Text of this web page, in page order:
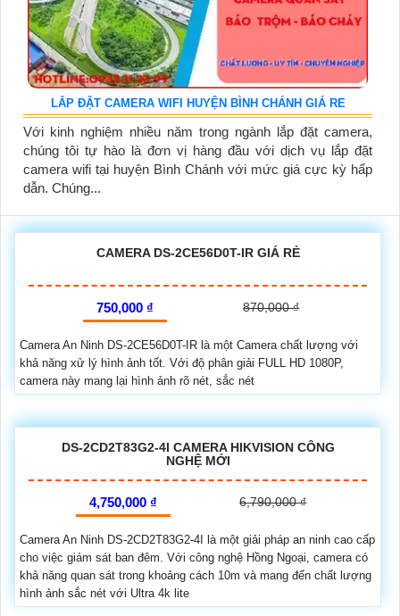
LẮP ĐẶT CAMERA WIFI HUYỆN BÌNH CHÁNH GIÁ RE
Với kinh nghiệm nhiều năm trong ngành lắp đặt camera,
chúng tôi tự hào là đơn vị hàng đầu với dịch vụ lắp đặt
camera wifi tại huyện Bình Chánh với mức giá cực kỳ hấp
dẫn. Chúng...
CAMERA DS-2CE56D0T-IR GIÁ RẺ
750,000 ₫ 870,000 ₫
Camera An Ninh DS-2CE56D0T-IR là một Camera chất lượng với
khả năng xử lý hình ảnh tốt. Với độ phân giải FULL HD 1080P,
camera này mang lại hình ảnh rõ nét, sắc nét
DS-2CD2T83G2-4I CAMERA HIKVISION CÔNG
NGHỆ MỚI
4,750,000 ₫ 6,790,000 ₫
Camera An Ninh DS-2CD2T83G2-4I là một giải pháp an ninh cao cấp
cho việc giám sát ban đêm. Với công nghệ Hồng Ngoại, camera có
khả năng quan sát trong khoảng cách 10m và mang đến chất lượng
hình ảnh sắc nét với Ultra 4k lite